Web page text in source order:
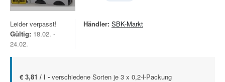
Leider verpasst!
Gültig: 18.02. -
24.02.
Händler: SBK-Markt
€ 3,81 / l - verschiedene Sorten je 3 x 0,2-l-Packung